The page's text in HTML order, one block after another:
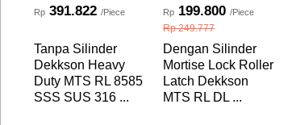
Rp 391.822 /Piece
Tanpa Silinder
Dekkson Heavy
Duty MTS RL 8585
SSS SUS 316 ...
Rp 199.800 /Piece
Rp 249.777
Dengan Silinder
Mortise Lock Roller
Latch Dekkson
MTS RL DL ...